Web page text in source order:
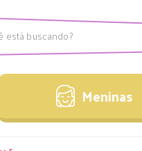
Meninas
Conjuntos
MacaquinhosMeninas